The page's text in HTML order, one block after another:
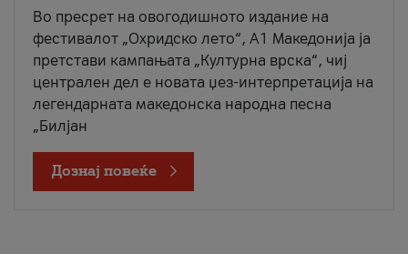
Во пресрет на овогодишното издание на
фестивалот „Охридско лето“, А1 Македонија ја
претстави кампањата „Културна врска“, чиј
централен дел е новата џез-интерпретација на
легендарната македонска народна песна
„Билјан
Дознај повеќе